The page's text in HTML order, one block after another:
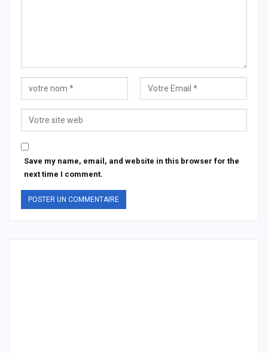
Save my name, email, and website in this browser for the
next time I comment.